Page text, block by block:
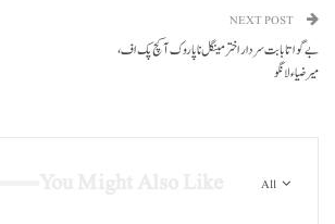
NEXT POST
بے گوا تا بابت سردار اختر مینگل نا پاروک آ کچ پک اف،
میر ضیاءلانگو
All